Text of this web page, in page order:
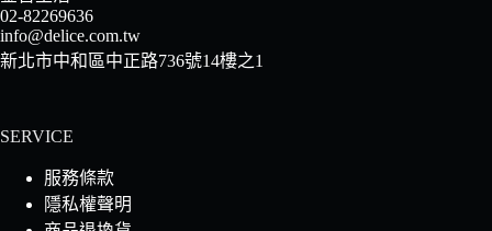
02-82269636
info@delice.com.tw
新北市中和區中正路736號14樓之1
SERVICE
服務條款
隱私權聲明